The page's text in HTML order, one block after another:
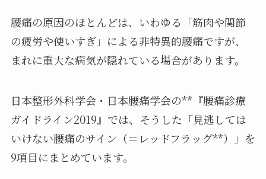
腰痛の原因のほとんどは、いわゆる「筋肉や関節
の疲労や使いすぎ」による非特異的腰痛ですが、
まれに重大な病気が隠れている場合があります。
日本整形外科学会・日本腰痛学会の**『腰痛診療
ガイドライン2019』では、そうした「見逃しては
いけない腰痛のサイン（＝レッドフラッグ**）」を
9項目にまとめています。